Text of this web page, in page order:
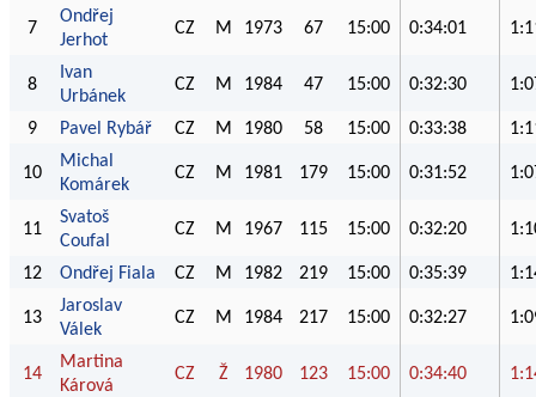
7
Ondřej
Jerhot
CZ M 1973 67 15:00 0:34:01
8
Ivan
Urbánek
CZ M 1984 47 15:00 0:32:30
9 Pavel Rybář CZ M 1980 58 15:00 0:33:38
10
Michal
Komárek
CZ M 1981 179 15:00 0:31:52
11
Svatoš
Coufal
CZ M 1967 115 15:00 0:32:20
12 Ondřej Fiala CZ M 1982 219 15:00 0:35:39
13
Jaroslav
Válek
CZ M 1984 217 15:00 0:32:27
14
Martina
Kárová
CZ Ž 1980 123 15:00 0:34:40